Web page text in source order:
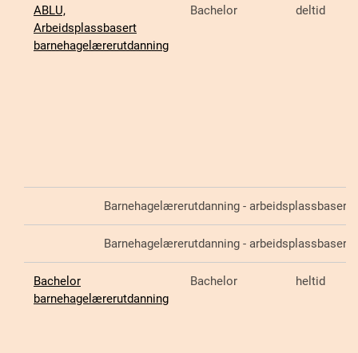
ABLU,
Arbeidsplassbasert
barnehagelærerutdanning
Bachelor deltid
Barnehagelærerutdanning - arbeidsplassbasert,
Barnehagelærerutdanning - arbeidsplassbasert,
Bachelor
barnehagelærerutdanning
Bachelor heltid